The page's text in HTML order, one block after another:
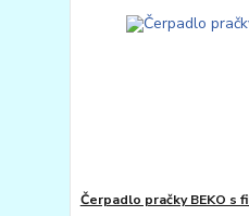
Čerpadlo pračky BEKO s